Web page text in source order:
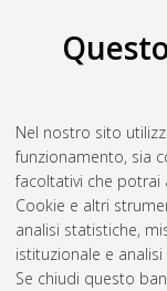
Nel nostro sito
funzionamento, sia
facoltativi che potrai
Cookie e altri
analisi statistiche,
istituzionale e
Se chiudi questo